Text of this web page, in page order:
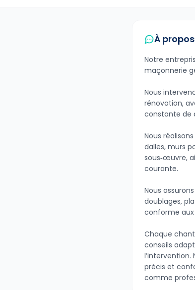
À propos
Notre
maçonnerie
Nous
rénovation,
constante de
Nous
dalles, murs
sous‑œuvre,
courante.
Nous
doublages,
conforme
Chaque
conseils
précis et
comme